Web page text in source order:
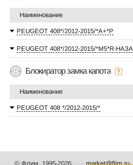
Наименование
PEUGEOT 408*/2012-2015/*А+*P
PEUGEOT 408*/2012-2015/*М5*R-
Блокиратор замка капота
Наименование
PEUGEOT 408 */2012-2015/*
© Флим, 1995-2026 market@flim.ru